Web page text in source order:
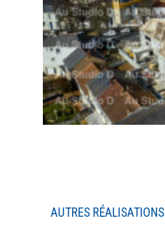
AUTRES RÉALISATIONS